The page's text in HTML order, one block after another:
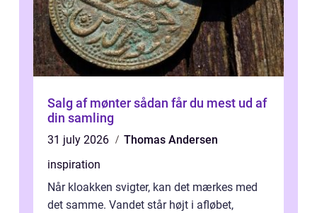
Salg af mønter sådan får du mest ud af
din samling
31 july 2026
Thomas Andersen
inspiration
Når kloakken svigter, kan det mærkes med
det samme. Vandet står højt i afløbet,